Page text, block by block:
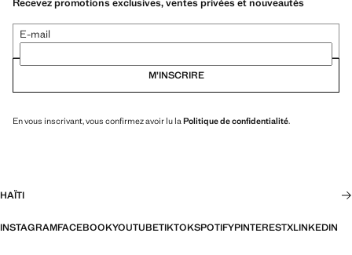
E-mail
M’INSCRIRE
En vous inscrivant, vous confirmez avoir lu la Politique de confidentialité.
HAÏTI
INSTAGRAMFACEBOOKYOUTUBETIKTOKSPOTIFYPINTERESTXLINKEDIN